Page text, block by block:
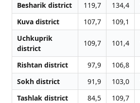
Besharik district
119,7 134,4
Kuva district
107,7 109,1
Uchkuprik
district
109,7 101,4
Rishtan district 97,9 106,8
Sokh district
91,9 103,0
Tashlak district
84,5 109,7